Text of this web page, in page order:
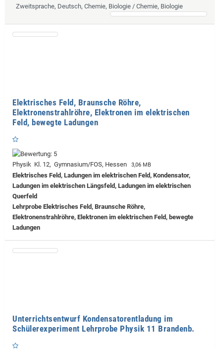
Zweitsprache, Deutsch, Chemie, Biologie / Chemie, Biologie
Elektrisches Feld, Braunsche Röhre,
Elektronenstrahlröhre, Elektronen im elektrischen
Feld, bewegte Ladungen
Physik Kl. 12, Gymnasium/FOS, Hessen 3,06 MB
Elektrisches Feld, Ladungen im elektrischen Feld, Kondensator,
Ladungen im elektrischen Längsfeld, Ladungen im elektrischen
Querfeld
Lehrprobe Elektrisches Feld, Braunsche Röhre,
Elektronenstrahlröhre, Elektronen im elektrischen Feld, bewegte
Ladungen
Unterrichtsentwurf Kondensatorentladung im
Schülerexperiment Lehrprobe Physik 11 Brandenb.